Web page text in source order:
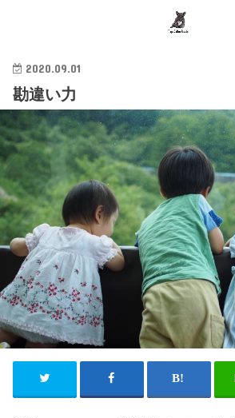
2020.09.01
勘違い力